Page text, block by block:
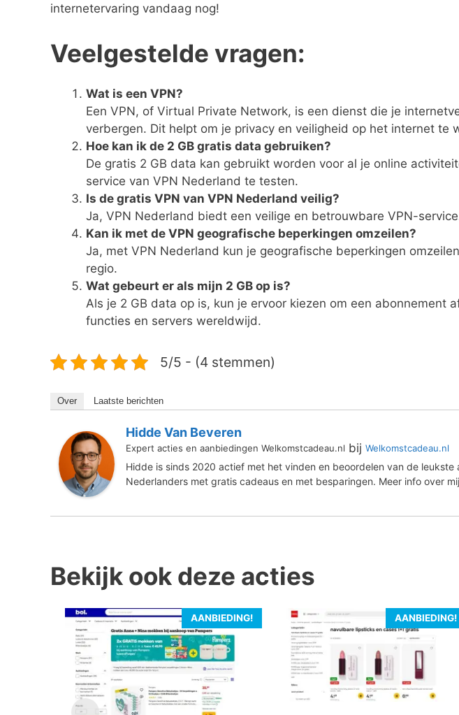
internetervaring vandaag nog!
Veelgestelde vragen:
Wat is een VPN?
Een VPN, of Virtual Private Network, is een dienst die je
verbergen. Dit helpt om je privacy en veiligheid op het internet te
Hoe kan ik de 2 GB gratis data gebruiken?
De gratis 2 GB data kan gebruikt worden voor al je online
service van VPN Nederland te testen.
Is de gratis VPN van VPN Nederland veilig?
Ja, VPN Nederland biedt een veilige en betrouwbare VPN-
Kan ik met de VPN geografische beperkingen omzeilen?
Ja, met VPN Nederland kun je geografische beperkingen
regio.
Wat gebeurt er als mijn 2 GB op is?
Als je 2 GB data op is, kun je ervoor kiezen om een
functies en servers wereldwijd.
5/5 - (4 stemmen)
Over Laatste berichten
Hidde Van Beveren
Expert acties en aanbiedingen Welkomstcadeau.nl bij Welkomstcadeau.nl
Hidde is sinds 2020 actief met het vinden en beoordelen van de
Nederlanders met gratis cadeaus en met besparingen. Meer info over
Bekijk ook deze acties
AANBIEDING! AANBIEDING!